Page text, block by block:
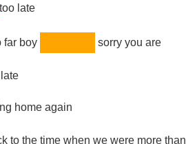
too late
far boy sorry you are
home again
to the time when we were more than